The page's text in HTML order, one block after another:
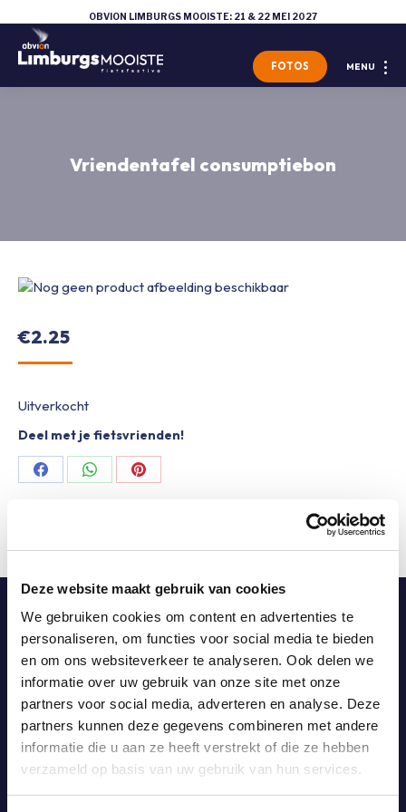
Deze website maakt gebruik van cookies
We gebruiken cookies om content en advertenties te
personaliseren, om functies voor social media te bieden
en om ons websiteverkeer te analyseren. Ook delen we
informatie over uw gebruik van onze site met onze
partners voor social media, adverteren en analyse. Deze
partners kunnen deze gegevens combineren met andere
informatie die u aan ze heeft verstrekt of die ze hebben
verzameld op basis van uw gebruik van hun services.
OBVION LIMBURGS MOOISTE: 21 & 22 MEI 2027
MENU
FOTOS
Vriendentafel consumptiebon
€2.25
Uitverkocht
Deel met je fietsvrienden!
Share
Share
Share
Obvion Limburgs Mooistevindt in2026
plaats op 29 & 30 mei
Blijf op de hoogte!
Meld je aan op onze nieuwsbrief!